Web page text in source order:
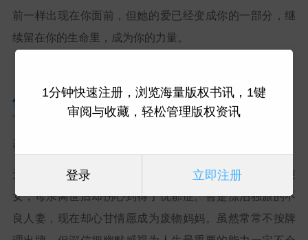
前一样出现在你面前，但她的爱已经变成你的一部分，继
续留在你的生命里，成为你的力量。
作者简介
基隆游太太
无法被规则限制的高敏
人。曾是带父母旅行一直生气的逆
女，母亲离世后却伤心到得了忧郁症。曾是漂泊独旅的不
良人妻，现在却心甘情愿成为废物妈妈。虽然常常不按牌
1分钟快速注册，浏览海量版权书讯，1键
审阅与收藏，轻松管理版权资讯
登录 立即注册